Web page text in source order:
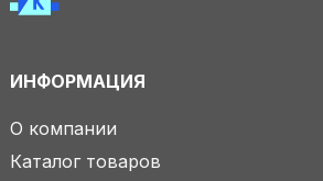
ИНФОРМАЦИЯ
О компании
Каталог товаров